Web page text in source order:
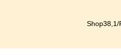
Shop38,1/